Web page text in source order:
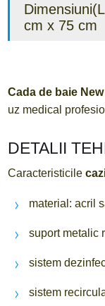
cm x 75 cm
Cada de baie
uz medical
DETALII
Caracteristicile
material: acril
suport metalic
sistem
sistem